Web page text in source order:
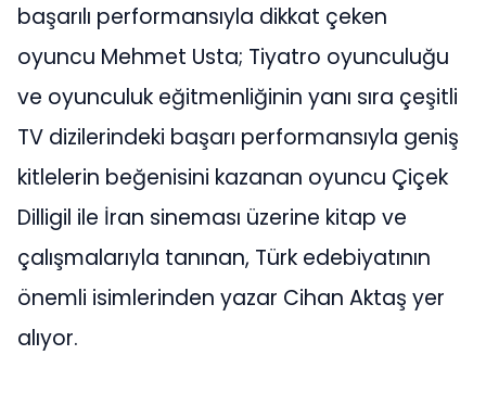
başarılı performansıyla dikkat çeken
oyuncu Mehmet Usta; Tiyatro oyunculuğu
ve oyunculuk eğitmenliğinin yanı sıra çeşitli
TV dizilerindeki başarı performansıyla geniş
kitlelerin beğenisini kazanan oyuncu Çiçek
Dilligil ile İran sineması üzerine kitap ve
çalışmalarıyla tanınan, Türk edebiyatının
önemli isimlerinden yazar Cihan Aktaş yer
alıyor.